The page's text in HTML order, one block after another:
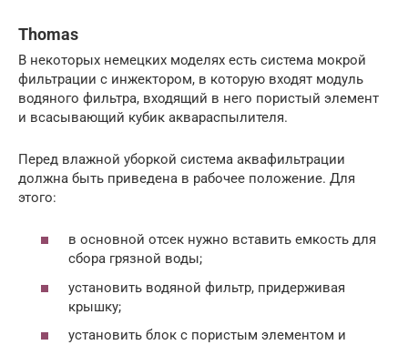
Thomas
В некоторых немецких моделях есть система мокрой
фильтрации с инжектором, в которую входят модуль
водяного фильтра, входящий в него пористый элемент
и всасывающий кубик аквараспылителя.
Перед влажной уборкой система аквафильтрации
должна быть приведена в рабочее положение. Для
этого:
в основной отсек нужно вставить емкость для
сбора грязной воды;
установить водяной фильтр, придерживая
крышку;
установить блок с пористым элементом и